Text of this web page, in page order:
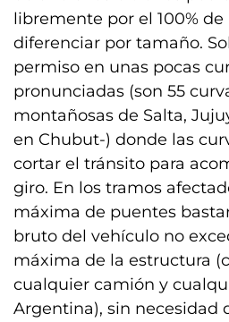
libremente por el 100% de
diferenciar por tamaño.
permiso en unas pocas
pronunciadas (son 55
montañosas de Salta,
en Chubut-) donde las
cortar el tránsito para
giro. En los tramos
máxima de puentes
bruto del vehículo no
máxima de la estructura
cualquier camión y
Argentina), sin necesidad